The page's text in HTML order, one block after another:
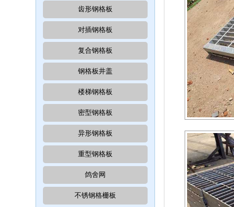
齿形钢格板
对插钢格板
复合钢格板
钢格板井盖
楼梯钢格板
密型钢格板
异形钢格板
重型钢格板
鸽舍网
不锈钢格栅板